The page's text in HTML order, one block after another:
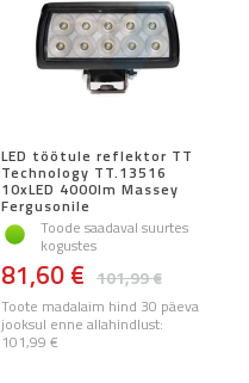
LED töötule reflektor TT
Technology TT.13516
10xLED 4000lm Massey
Fergusonile
Toode saadaval suurtes
kogustes
101,99 €
81,60 €
Toote madalaim hind 30 päeva
jooksul enne allahindlust:
101,99 €